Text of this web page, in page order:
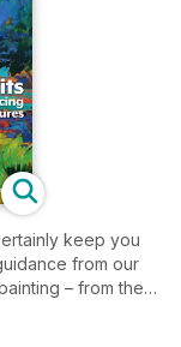
keep you
from our
– from the
Lake District, to